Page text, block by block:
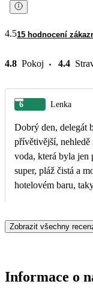
4.515 hodnocení
4.8 Pokoj 4.4
6 Lenka
Dobrý den, delegát
přívětivější,
voda, která byla jen
super, pláž čistá a
hotelovém baru,
Zobrazit všechny
Informace o